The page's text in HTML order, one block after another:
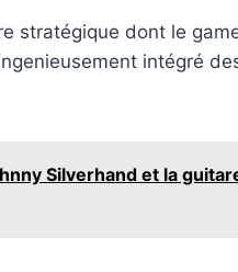
stratégique dont le
intégré
Silverhand et la